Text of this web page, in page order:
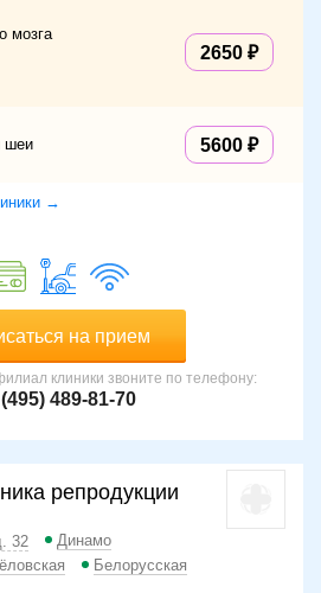
мозга
2650
шеи 5600
→
на прием
клиники звоните по телефону:
489-81-70
репродукции
32
Динамо
Белорусская